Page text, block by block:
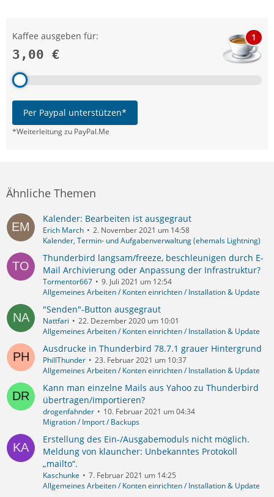
Kaffee ausgeben für:
3,00 €
1
Per Paypal unterstützen*
*Weiterleitung zu PayPal.Me
Ähnliche Themen
Kalender: Bearbeiten ist ausgegraut
Erich March
2. November 2021 um 14:58
Kalender, Termin- und Aufgabenverwaltung (ehemals Lightning)
Thunderbird langsam/freeze, beschleunigen durch E-
Mail Archivierung oder Anpassung der Infrastruktur?
Tormentor667
9. Juli 2021 um 12:54
Allgemeines Arbeiten / Konten einrichten / Installation & Update
"Senden"-Button ausgegraut
Nattfari
22. Dezember 2020 um 10:01
Allgemeines Arbeiten / Konten einrichten / Installation & Update
Ausdrucke in Thunderbird 78.7.1 grauer Hintergrund
PhillThunder
23. Februar 2021 um 10:37
Allgemeines Arbeiten / Konten einrichten / Installation & Update
Kann man einzelne Mails aus Yahoo zu Thunderbird
übertragen/importieren?
drogenfahnder
10. Februar 2021 um 04:34
Migration / Import / Backups
Erstellung des Ein-/Ausgabemoduls nicht möglich.
Meldung von klauncher: Unbekanntes Protokoll
„mailto“.
Kaschunke
7. Februar 2021 um 14:25
Allgemeines Arbeiten / Konten einrichten / Installation & Update